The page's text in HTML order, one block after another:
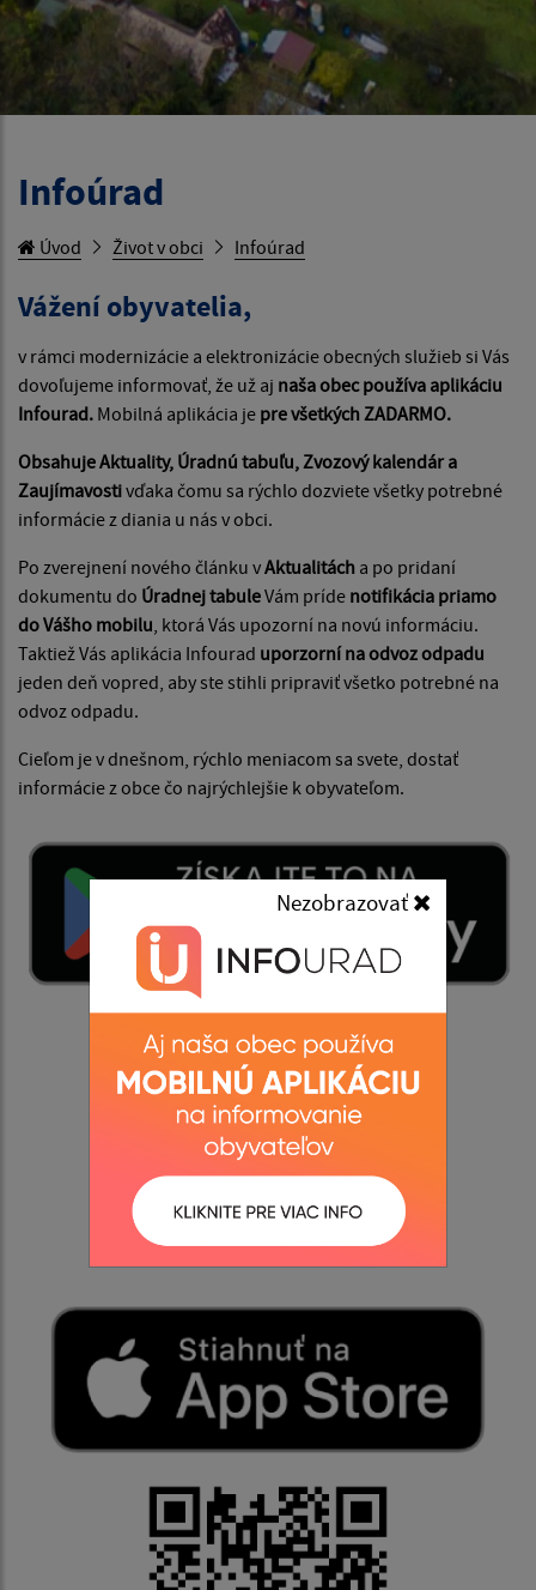
Nezobrazovať
Infoúrad
Úvod Život v obci Infoúrad
Vážení obyvatelia,
v rámci modernizácie a elektronizácie obecných služieb si Vás
dovoľujeme informovať, že už aj naša obec používa aplikáciu
Infourad. Mobilná aplikácia je pre všetkých ZADARMO.
Obsahuje Aktuality, Úradnú tabuľu, Zvozový kalendár a
Zaujímavostivďaka čomu sa rýchlo dozviete všetky potrebné
informácie z diania u nás v obci.
Po zverejnení nového článku vAktualitách a po pridaní
dokumentu do Úradnej tabuleVám príde notifikácia priamo
do Vášho mobilu , ktorá Vás upozorní na novú informáciu.
Taktiež Vás aplikácia Infourad uporzorní na odvoz odpadu
jeden deň vopred, aby ste stihli pripraviť všetko potrebné na
odvoz odpadu.
Cieľom je v dnešnom, rýchlo meniacom sa svete, dostať
informácie z obce čo najrýchlejšie k obyvateľom.